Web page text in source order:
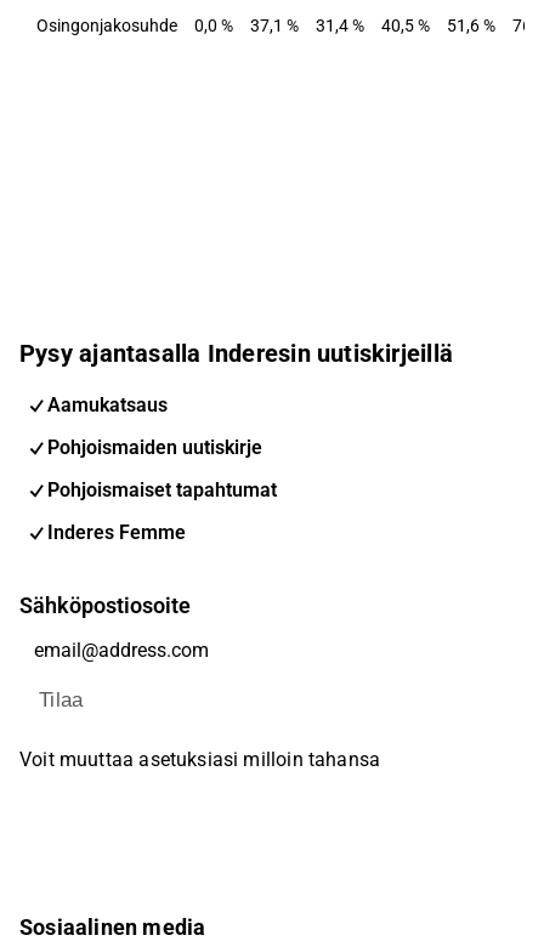
Osingonjakosuhde 0,0 % 37,1 % 31,4 % 40,5 % 51,6 %
Pysy ajantasalla Inderesin uutiskirjeillä
Aamukatsaus
Pohjoismaiden uutiskirje
Pohjoismaiset tapahtumat
Inderes Femme
Sähköpostiosoite
Tilaa
Voit muuttaa asetuksiasi milloin tahansa
Sosiaalinen media